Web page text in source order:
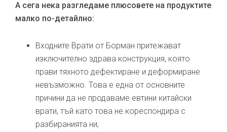
А сега нека разгледаме плюсовете на продуктите
малко по-детайлно:
Входните Врати от Борман притежават
изключително здрава конструкция, която
прави тяхното дефектиране и деформиране
невъзможно. Това е една от основните
причини да не продаваме евтини китайски
врати, тъй като това не кореспондира с
разбиранията ни;